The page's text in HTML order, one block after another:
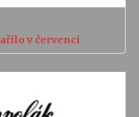
v červenci